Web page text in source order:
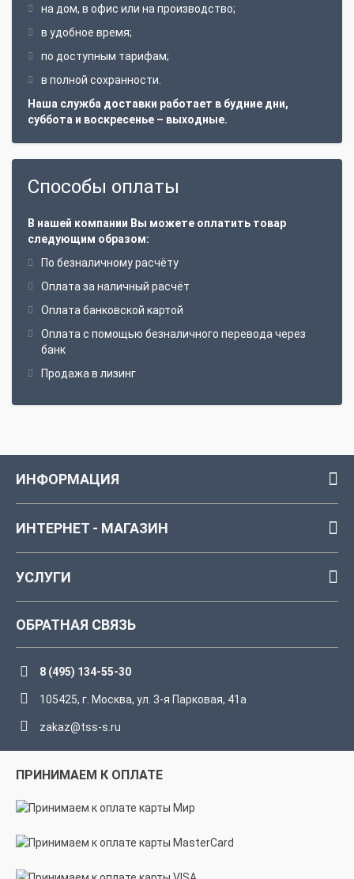
на дом, в офис или на производство;
в удобное время;
по доступным тарифам;
в полной сохранности.
Наша служба доставки работает в будние дни,
суббота и воскресенье – выходные.
Способы оплаты
В нашей компании Вы можете оплатить товар
следующим образом:
По безналичному расчёту
Оплата за наличный расчёт
Оплата банковской картой
Оплата с помощью безналичного перевода через
банк
Продажа в лизинг
ИНФОРМАЦИЯ
ИНТЕРНЕТ - МАГАЗИН
УСЛУГИ
ОБРАТНАЯ СВЯЗЬ
8 (495) 134-55-30
105425, г. Москва, ул. 3-я Парковая, 41а
zakaz@tss-s.ru
ПРИНИМАЕМ К ОПЛАТЕ